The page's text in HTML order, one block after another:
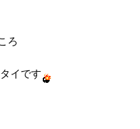
ろ
イです